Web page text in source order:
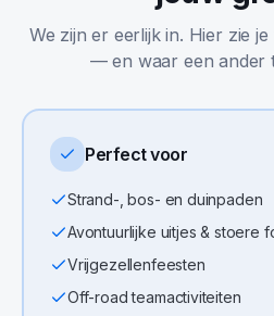
We zijn er eerlijk in. Hier zie
— en waar een ander
Perfect voor
Strand-, bos- en duinpaden
Avontuurlijke uitjes & stoere
Vrijgezellenfeesten
Off-road teamactiviteiten